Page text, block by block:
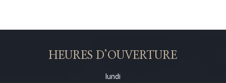
HEURES D’OUVERTURE
lundi